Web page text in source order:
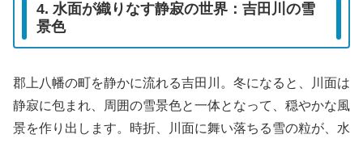
4. 水面が織りなす静寂の世界：吉田川の雪
景色
郡上八幡の町を静かに流れる吉田川。冬になると、川面は
静寂に包まれ、周囲の雪景色と一体となって、穏やかな風
景を作り出します。時折、川面に舞い落ちる雪の粒が、水